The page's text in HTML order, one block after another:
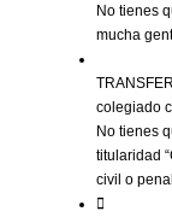
No tienes
mucha
colegiado
No tienes
titularidad
civil o